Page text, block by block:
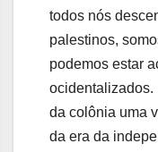
todos nós
palestinos,
podemos estar
ocidentalizados.
da colônia uma
da era da